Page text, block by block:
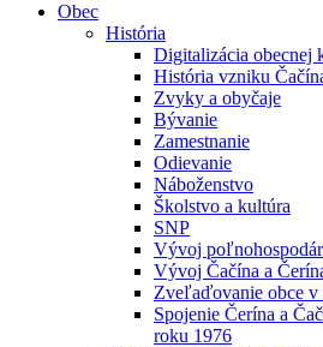
Obec
História
Digitalizácia obecnej
História vzniku
Zvyky a obyčaje
Bývanie
Zamestnanie
Odievanie
Náboženstvo
Školstvo a kultúra
SNP
Vývoj
Vývoj Čačína a
Zveľaďovanie obce
Spojenie Čerína a
roku 1976